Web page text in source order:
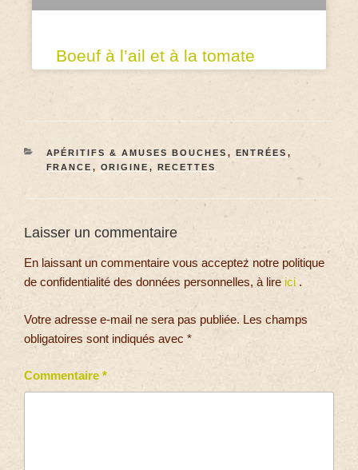
Boeuf à l’ail et à la tomate
APÉRITIFS & AMUSES BOUCHES , ENTRÉES ,
FRANCE , ORIGINE , RECETTES
Laisser un commentaire
En laissant un commentaire vous acceptez notre politique
de confidentialité des données personnelles, à lire ici .
Votre adresse e-mail ne sera pas publiée. Les champs
obligatoires sont indiqués avec *
Commentaire *